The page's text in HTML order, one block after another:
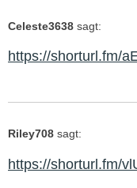
Celeste3638 sagt:
https://shorturl.fm/
Riley708 sagt:
https://shorturl.fm/